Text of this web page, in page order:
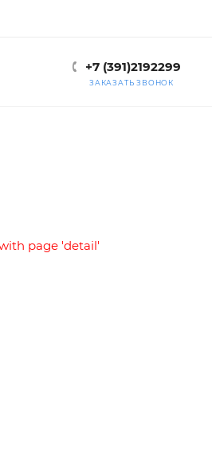
+7 (391)2192299
ЗАКАЗАТЬ ЗВОНОК
page 'detail'